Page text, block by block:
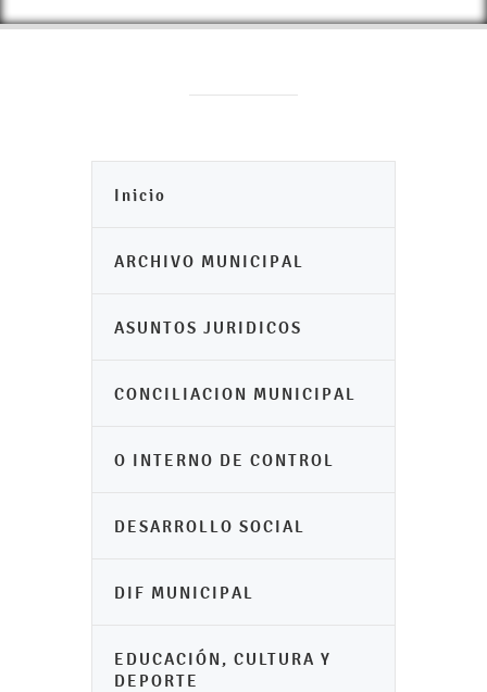
Inicio
ARCHIVO MUNICIPAL
ASUNTOS JURIDICOS
CONCILIACION MUNICIPAL
O INTERNO DE CONTROL
DESARROLLO SOCIAL
DIF MUNICIPAL
EDUCACIÓN, CULTURA Y
DEPORTE